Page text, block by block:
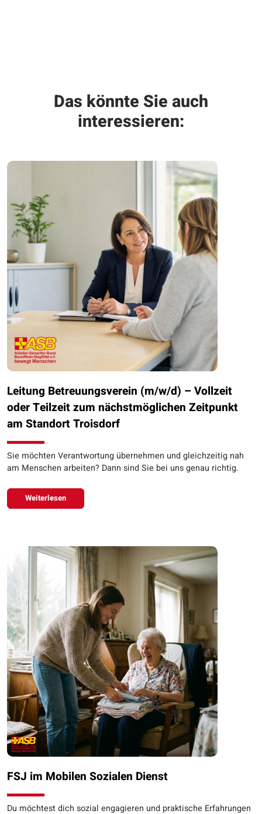
Das könnte Sie auch
interessieren:
Leitung Betreuungsverein (m/w/d) – Vollzeit
oder Teilzeit zum nächstmöglichen Zeitpunkt
am Standort Troisdorf
Sie möchten Verantwortung übernehmen und gleichzeitig nah
am Menschen arbeiten? Dann sind Sie bei uns genau richtig.
Weiterlesen
FSJ im Mobilen Sozialen Dienst
Du möchtest dich sozial engagieren und praktische Erfahrungen